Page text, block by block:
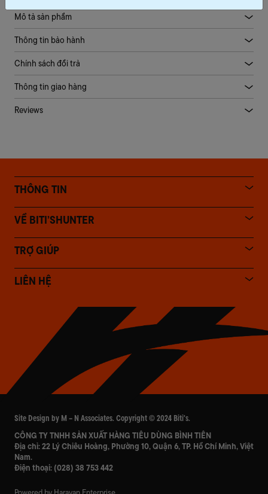
Mô tả sản phẩm
Thông tin bảo hành
Chính sách đổi trả
Thông tin giao hàng
Reviews
THÔNG TIN
VỀ BITI’SHUNTER
TRỢ GIÚP
LIÊN HỆ
Site Design by M – N Associates. Copyright © 2024 Biti's.
CÔNG TY TNHH SẢN XUẤT HÀNG TIÊU DÙNG BÌNH TIÊN
Địa chỉ: 22 Lý Chiêu Hoàng, Phường 10, Quận 6, TP. Hồ Chí Minh, Việt
Nam.
Điện thoại: (028) 38 753 442